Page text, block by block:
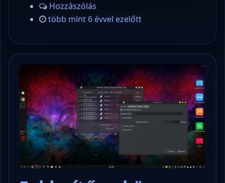
Hozzászólás
több mint 6 évvel ezelőtt